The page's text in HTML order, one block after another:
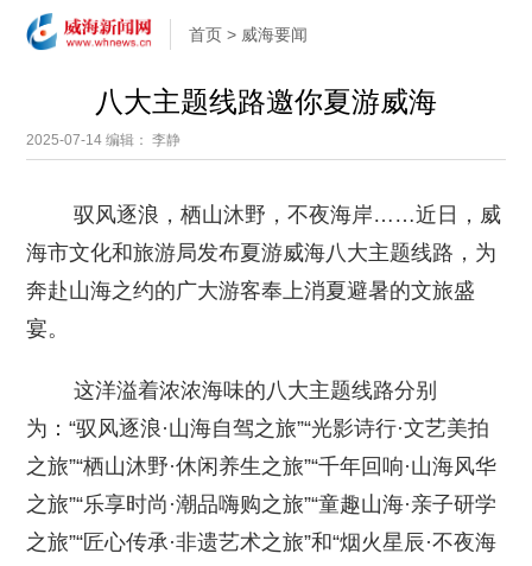
首页 > 威海要闻
八大主题线路邀你夏游威海
2025-07-14编辑： 李静
驭风逐浪，栖山沐野，不夜海岸……近日，威
海市文化和旅游局发布夏游威海八大主题线路，为
奔赴山海之约的广大游客奉上消夏避暑的文旅盛
宴。
这洋溢着浓浓海味的八大主题线路分别
为：“驭风逐浪·山海自驾之旅”“光影诗行·文艺美拍
之旅”“栖山沐野·休闲养生之旅”“千年回响·山海风华
之旅”“乐享时尚·潮品嗨购之旅”“童趣山海·亲子研学
之旅”“匠心传承·非遗艺术之旅”和“烟火星辰·不夜海